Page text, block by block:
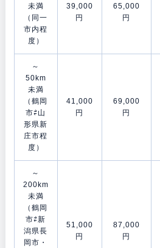
未満
（同一
市内程
度）
39,000
円
65,000
円
～
50km
未満
（鶴岡
市⇄山
形県新
庄市程
度）
41,000
円
69,000
円
～
200km
未満
（鶴岡
市⇄新
潟県長
岡市・
51,000
円
87,000
円